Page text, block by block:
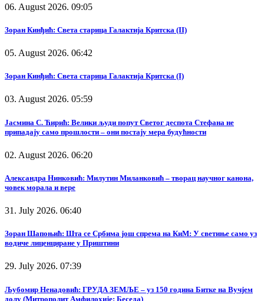
06. August 2026. 09:05
Зоран Кинђић: Света старица Галактија Критска (II)
05. August 2026. 06:42
Зоран Кинђић: Света старица Галактија Критска (I)
03. August 2026. 05:59
Јасмина С. Ћирић: Велики људи попут Светог деспота Стефана не
припадају само прошлости – они постају мера будућности
02. August 2026. 06:20
Александра Нинковић: Милутин Миланковић – творац научног канона,
човек морала и вере
31. July 2026. 06:40
Зоран Шапоњић: Шта се Србима још спрема на КиМ: У светиње само уз
водиче лиценциране у Приштини
29. July 2026. 07:39
Љубомир Ненадовић: ГРУДА ЗЕМЉЕ – уз 150 година Битке на Вучјем
долу (Митрополит Амфилохије: Беседа)